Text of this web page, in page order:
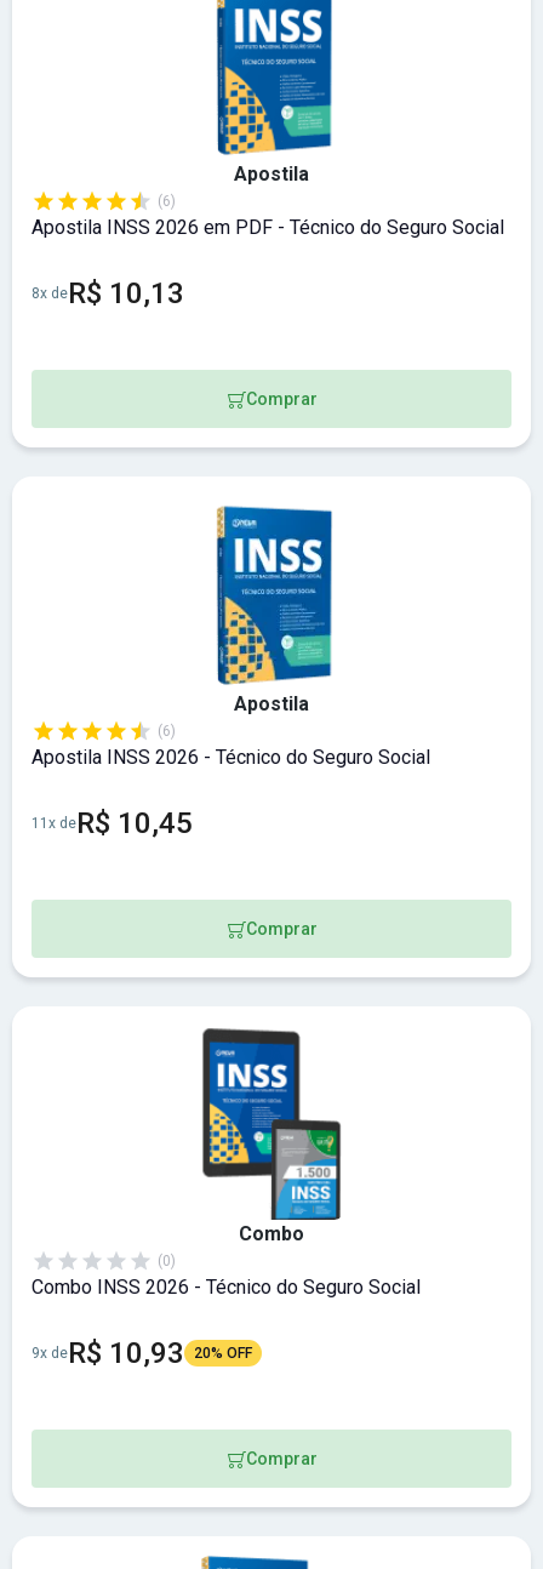
Apostila
(6)
Apostila INSS 2026 em PDF - Técnico do Seguro Social
8x deR$ 10,13
Comprar
Apostila
(6)
Apostila INSS 2026 - Técnico do Seguro Social
11x deR$ 10,45
Comprar
Combo
(0)
Combo INSS 2026 - Técnico do Seguro Social
9x deR$ 10,93 20% OFF
Comprar